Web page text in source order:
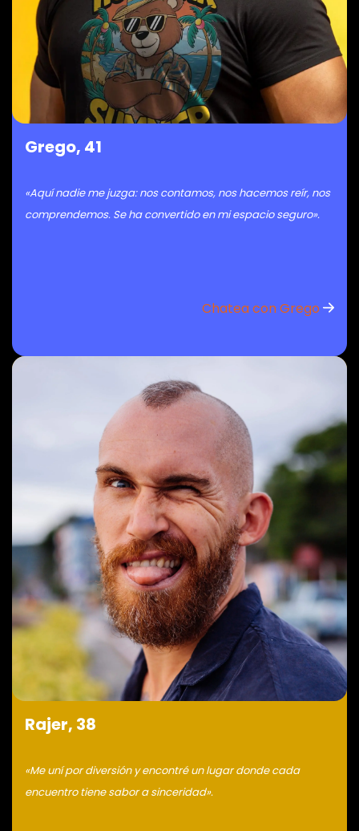
Grego, 41
«Aquí nadie me juzga: nos contamos, nos hacemos reír, nos
comprendemos. Se ha convertido en mi espacio seguro».
Chatea con Grego
Rajer, 38
«Me uní por diversión y encontré un lugar donde cada
encuentro tiene sabor a sinceridad».